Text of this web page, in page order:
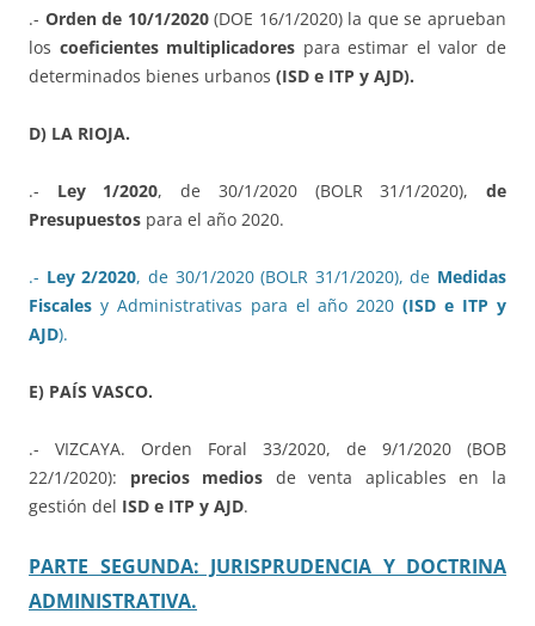
.- Orden de 10/1/2020(DOE 16/1/2020) la que se aprueban
los coeficientes multiplicadores para estimar el valor de
determinados bienes urbanos (ISD e ITP y AJD).
D) LA RIOJA.
.- Ley 1/2020, de 30/1/2020 (BOLR 31/1/2020),de
Presupuestos para el año 2020.
.- Ley 2/2020, de 30/1/2020 (BOLR 31/1/2020), de Medidas
Fiscales y Administrativas para el año 2020(ISD e ITP y
AJD).
E) PAÍS VASCO.
.- VIZCAYA. Orden Foral 33/2020, de 9/1/2020 (BOB
22/1/2020): precios medios de venta aplicables en la
gestión del ISD e ITP y AJD.
PARTE SEGUNDA: JURISPRUDENCIA Y DOCTRINA
ADMINISTRATIVA.